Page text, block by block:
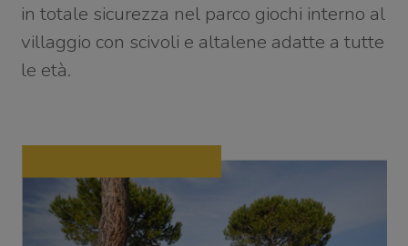
in totale sicurezza nel parco giochi interno al
villaggio con scivoli e altalene adatte a tutte
le età.